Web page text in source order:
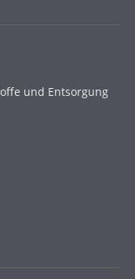
und Entsorgung